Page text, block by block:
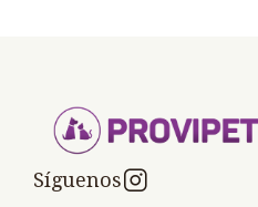
Síguenos